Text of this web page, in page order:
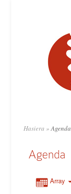
Hasiera »Agenda
Agenda
Array